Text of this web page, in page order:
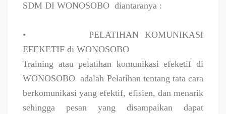
SDM DI WONOSOBO diantaranya :
•
PELATIHAN KOMUNIKASI
EFEKETIF di WONOSOBO
Training atau pelatihan komunikasi efeketif di
WONOSOBO adalah Pelatihan tentang tata cara
berkomunikasi yang efektif, efisien, dan menarik
sehingga pesan yang disampaikan dapat